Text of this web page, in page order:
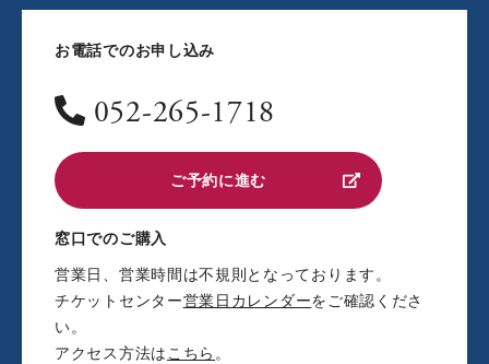
お電話でのお申し込み
052-265-1718
ご予約に進む
窓口でのご購入
営業日、営業時間は不規則となっております。
チケットセンター営業日カレンダーをご確認くださ
い。
アクセス方法は こちら 。